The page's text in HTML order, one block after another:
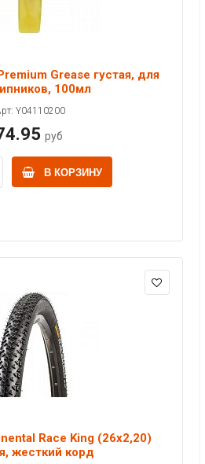
Grease густая, для
100мл
Y04110200
руб
В КОРЗИНУ
Race King (26x2,20)
жесткий корд